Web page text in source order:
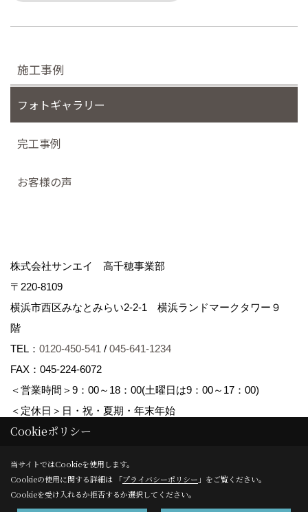
施工事例
フォトギャラリー
完工事例
お客様の声
株式会社サンエイ 高千穂事業部
〒220-8109
横浜市西区みなとみらい2-2-1 横浜ランドマークタワー９
階
TEL： 0120-450-541 / 045-641-1234
FAX：045-224-6072
＜営業時間＞9：00～18：00(土曜日は9：00～17：00)
＜定休日＞日・祝・夏期・年末年始
Copyright (c) Sanei corp. All Rights Reserved.
Produced byゴデスクリエイト
Cookieポリシー
当サイトではCookieを使用します。
Cookieの使用に関する詳細は 「プライバシーポリシー 」をご覧ください。
Cookieを受け入れるか拒否するか選択してください。